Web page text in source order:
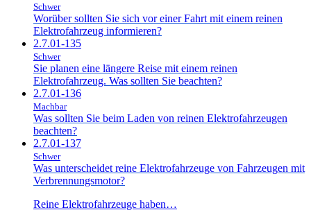
Schwer
Worüber sollten Sie sich vor einer Fahrt mit einem reinen
Elektrofahrzeug informieren?
2.7.01-135
Schwer
Sie planen eine längere Reise mit einem reinen
Elektrofahrzeug. Was sollten Sie beachten?
2.7.01-136
Machbar
Was sollten Sie beim Laden von reinen Elektrofahrzeugen
beachten?
2.7.01-137
Schwer
Was unterscheidet reine Elektrofahrzeuge von Fahrzeugen mit
Verbrennungsmotor?
Reine Elektrofahrzeuge haben…